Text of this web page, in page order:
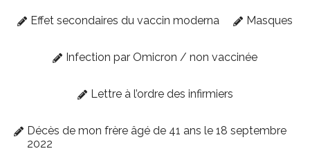
Effet secondaires du vaccin moderna Masques
Infection par Omicron / non vaccinée
Lettre à l’ordre des infirmiers
Décès de mon frère âgé de 41 ans le 18 septembre
2022